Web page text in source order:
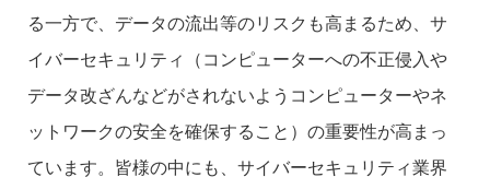
る一方で、データの流出等のリスクも高まるため、サ
イバーセキュリティ（コンピューターへの不正侵入や
データ改ざんなどがされないようコンピューターやネ
ットワークの安全を確保すること）の重要性が高まっ
ています。皆様の中にも、サイバーセキュリティ業界